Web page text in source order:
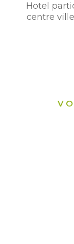
Hotel
centre